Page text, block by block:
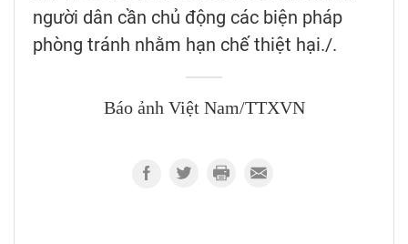
người dân cần chủ động các biện pháp
phòng tránh nhằm hạn chế thiệt hại./.
Báo ảnh Việt Nam/TTXVN